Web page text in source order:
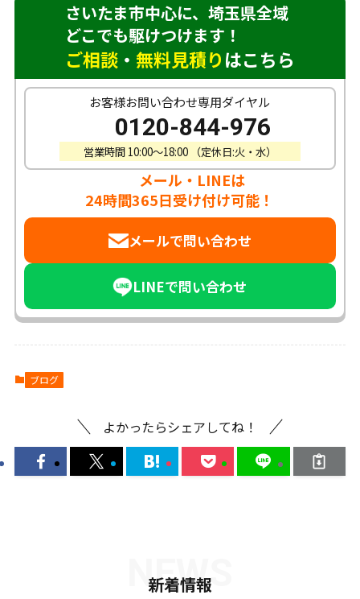
さいたま市中心に、埼玉県全域
どこでも駆けつけます！
ご相談 ・ 無料見積りはこちら
お客様お問い合わせ専用ダイヤル
0120-844-976
営業時間 10:00〜18:00 （定休日:火・水）
メール・LINEは
24時間365日受け付け可能！
メールで問い合わせ
LINEで問い合わせ
ブログ
よかったらシェアしてね！
NEWS
新着情報